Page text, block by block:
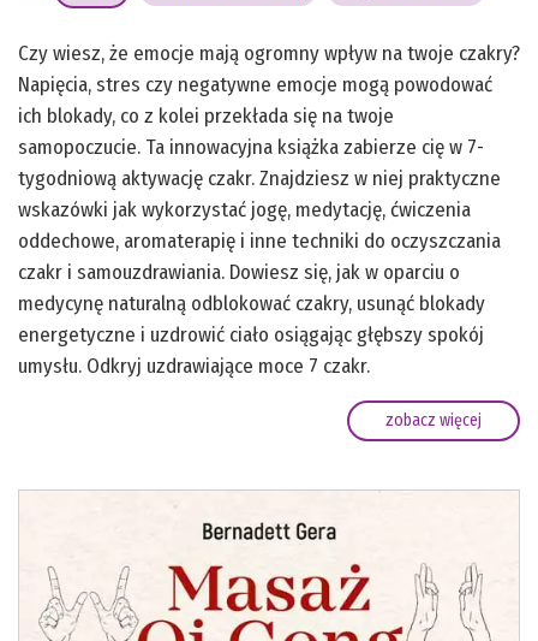
Czy wiesz, że emocje mają ogromny wpływ na twoje czakry?
Napięcia, stres czy negatywne emocje mogą powodować
ich blokady, co z kolei przekłada się na twoje
samopoczucie. Ta innowacyjna książka zabierze cię w 7-
tygodniową aktywację czakr. Znajdziesz w niej praktyczne
wskazówki jak wykorzystać jogę, medytację, ćwiczenia
oddechowe, aromaterapię i inne techniki do oczyszczania
czakr i samouzdrawiania. Dowiesz się, jak w oparciu o
medycynę naturalną odblokować czakry, usunąć blokady
energetyczne i uzdrowić ciało osiągając głębszy spokój
umysłu. Odkryj uzdrawiające moce 7 czakr.
zobacz więcej